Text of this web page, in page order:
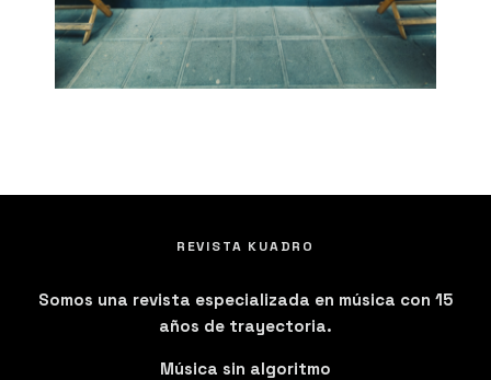
REVISTA KUADRO
Somos una revista especializada en música con 15
años de trayectoria.
Música sin algoritmo